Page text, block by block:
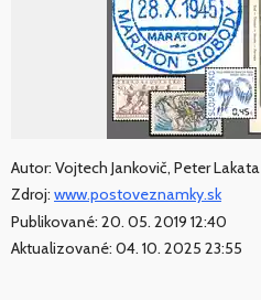
Autor: Vojtech Jankovič, Peter Lakata
Zdroj: www.postoveznamky.sk
Publikované: 20. 05. 2019 12:40
Aktualizované: 04. 10. 2025 23:55